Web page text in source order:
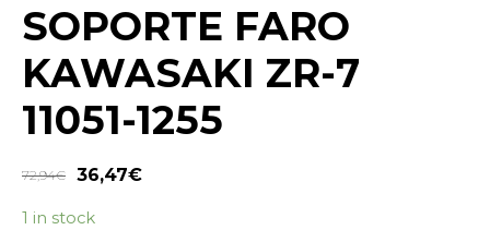
SOPORTE FARO
KAWASAKI ZR-7
11051-1255
72,94€ 36,47€
1 in stock